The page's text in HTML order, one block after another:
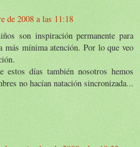
de 2008 a las 11:18
son inspiración permanente para
más mínima atención. Por lo que veo
estos días también nosotros hemos
no hacían natación sincronizada...